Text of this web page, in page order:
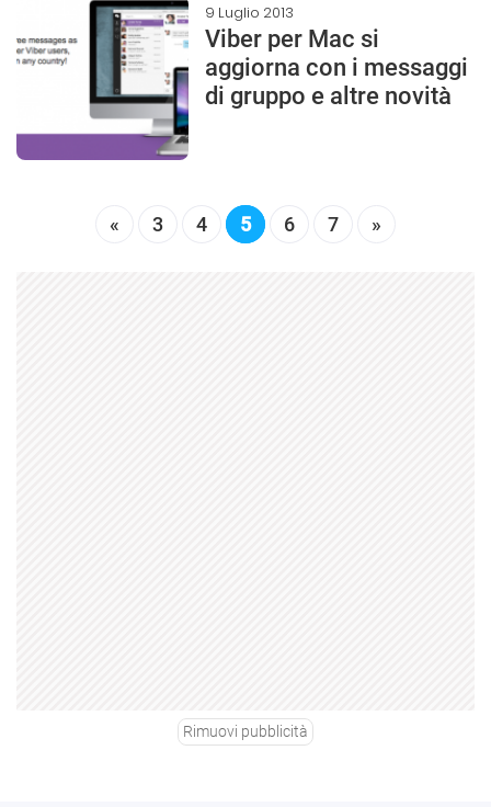
9 Luglio 2013
Viber per Mac si
aggiorna con i messaggi
di gruppo e altre novità
« 3 4 5 6 7 »
Rimuovi pubblicità